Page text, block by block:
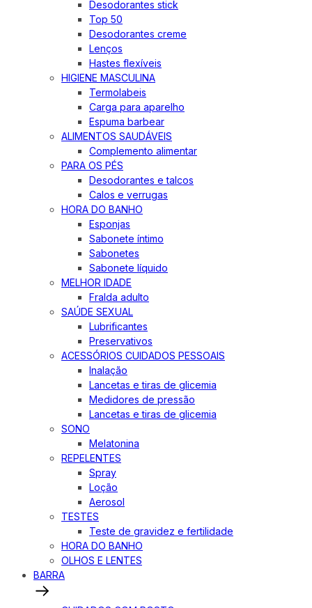
Desodorantes stick
Top 50
Desodorantes creme
Lenços
Hastes flexíveis
HIGIENE MASCULINA
Termolabeis
Carga para aparelho
Espuma barbear
ALIMENTOS SAUDÁVEIS
Complemento alimentar
PARA OS PÉS
Desodorantes e talcos
Calos e verrugas
HORA DO BANHO
Esponjas
Sabonete íntimo
Sabonetes
Sabonete líquido
MELHOR IDADE
Fralda adulto
SAÚDE SEXUAL
Lubrificantes
Preservativos
ACESSÓRIOS CUIDADOS PESSOAIS
Inalação
Lancetas e tiras de glicemia
Medidores de pressão
Lancetas e tiras de glicemia
SONO
Melatonina
REPELENTES
Spray
Loção
Aerosol
TESTES
Teste de gravidez e fertilidade
HORA DO BANHO
OLHOS E LENTES
BARRA